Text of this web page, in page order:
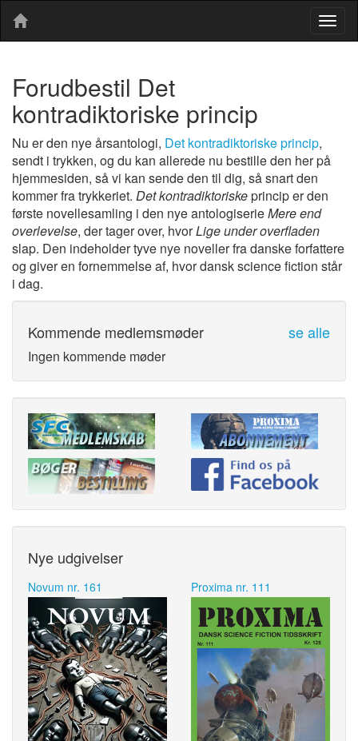
Forudbestil Det
kontradiktoriske princip
Nu er den nye årsantologi, Det kontradiktoriske princip,
sendt i trykken, og du kan allerede nu bestille den her på
hjemmesiden, så vi kan sende den til dig, så snart den
kommer fra trykkeriet. Det kontradiktoriskeprincip er den
første novellesamling i den nye antologiserieMere end
overlevelse, der tager over, hvorLige under overfladen
slap. Den indeholder tyve nye noveller fra danske forfattere
og giver en fornemmelse af, hvor dansk science fiction står
i dag.
Kommende medlemsmøder se alle
Ingen kommende møder
Nye udgivelser
Novum nr. 161 Proxima nr. 111